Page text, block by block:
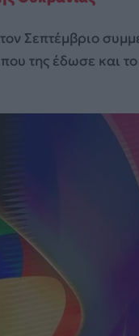
Σεπτέμβριο
της έδωσε και το